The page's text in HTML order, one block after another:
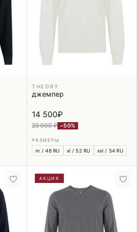
THEORY
джемпер
14 500₽
29 000 ₽ −50%
РАЗМЕРЫ
m / 48 RU xl / 52 RU xxl / 54 RU
АКЦИЯ